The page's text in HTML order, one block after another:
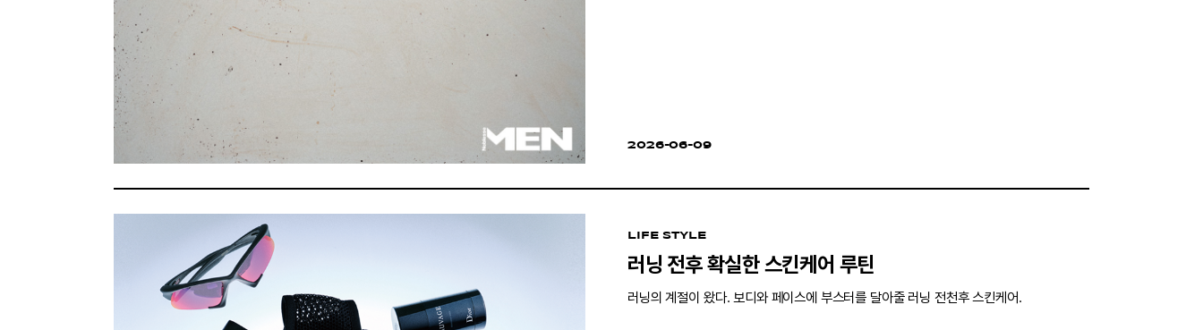
2026-06-09
LIFE STYLE
러닝 전후 확실한 스킨케어 루틴
러닝의 계절이 왔다. 보디와 페이스에 부스터를 달아줄 러닝 전천후 스킨케어.